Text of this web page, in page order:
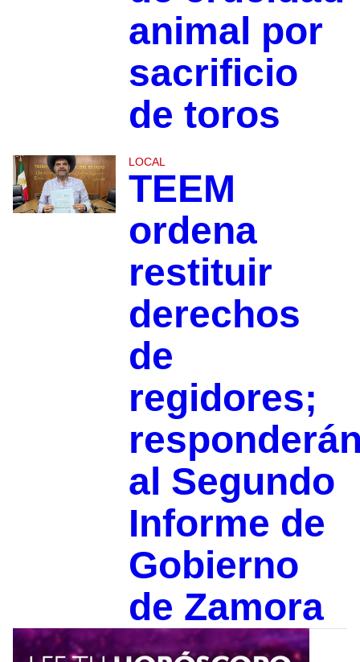
animal por
sacrificio
de toros
LOCAL
TEEM
ordena
restituir
derechos
de
regidores;
al Segundo
Informe de
Gobierno
de Zamora